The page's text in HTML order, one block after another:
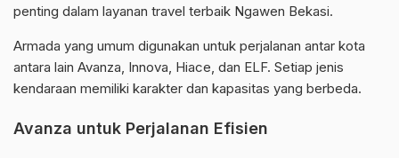
penting dalam layanan travel terbaik Ngawen Bekasi.
Armada yang umum digunakan untuk perjalanan antar kota
antara lain Avanza, Innova, Hiace, dan ELF. Setiap jenis
kendaraan memiliki karakter dan kapasitas yang berbeda.
Avanza untuk Perjalanan Efisien